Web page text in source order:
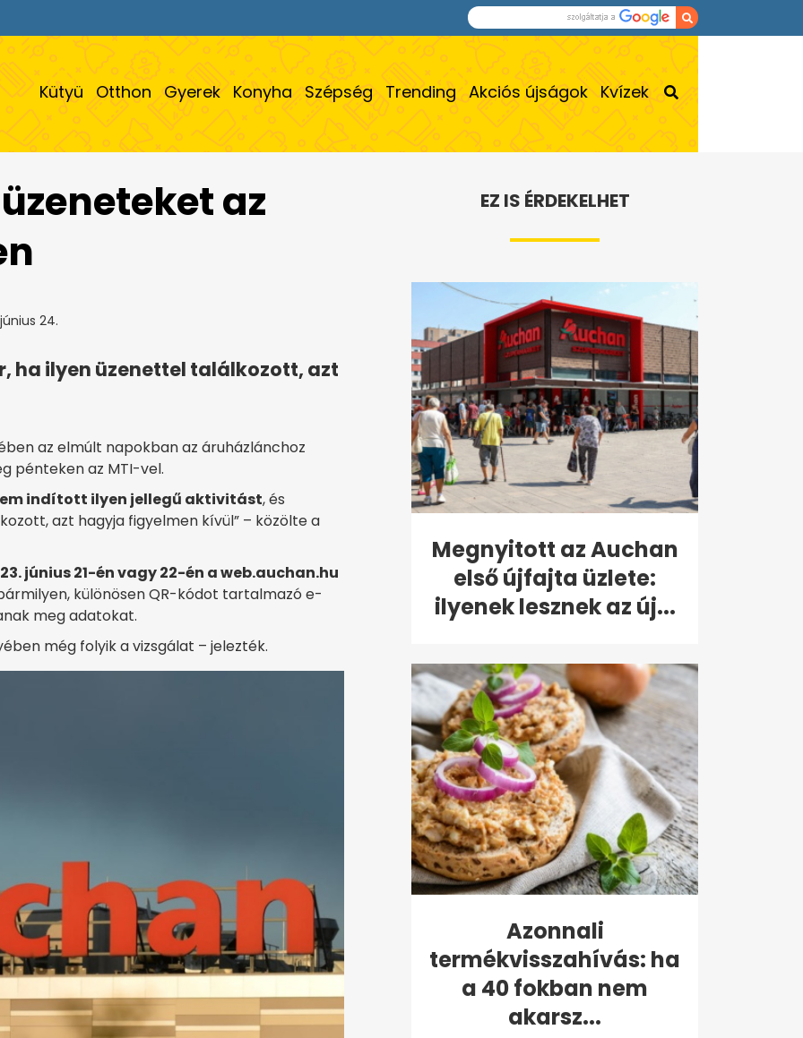
Kütyü Otthon Gyerek Konyha Szépség Trending Akciós újságok Kvízek
az
24.
ha ilyen üzenettel találkozott, azt
az elmúlt napokban az áruházlánchoz
pénteken az MTI-vel.
indított ilyen jellegű aktivitást, és
azt hagyja figyelmen kívül” – közölte a
június 21-én vagy 22-én a web.auchan.hu
különösen QR-kódot tartalmazó e-
meg adatokat.
még folyik a vizsgálat – jelezték.
EZ IS ÉRDEKELHET
Megnyitott az Auchan
első újfajta üzlete:
ilyenek lesznek az új...
Azonnali
termékvisszahívás: ha
a 40 fokban nem
akarsz...